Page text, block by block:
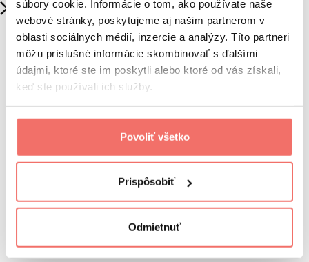
súbory cookie. Informácie o tom, ako používate naše
webové stránky, poskytujeme aj našim partnerom v
oblasti sociálnych médií, inzercie a analýzy. Títo partneri
môžu príslušné informácie skombinovať s ďalšími
údajmi, ktoré ste im poskytli alebo ktoré od vás získali,
keď ste používali ich služby.
Povoliť všetko
Prispôsobiť
Odmietnuť